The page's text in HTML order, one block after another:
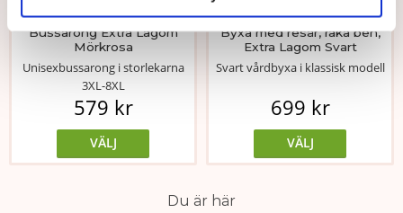
Bussarong Extra Lagom
Mörkrosa
★★★★★
Unisexbussarong i storlekarna
3XL-8XL
579 kr
VÄLJ
Byxa med resår, raka ben,
Extra Lagom Svart
★★★★★
Svart vårdbyxa i klassisk modell
699 kr
VÄLJ
Du är här